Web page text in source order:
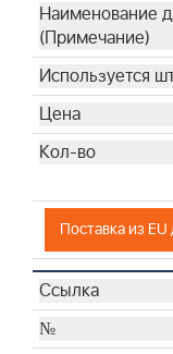
Поставка из